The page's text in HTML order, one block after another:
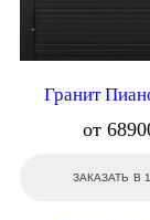
Гранит
от
ЗАКАЗАТЬ В